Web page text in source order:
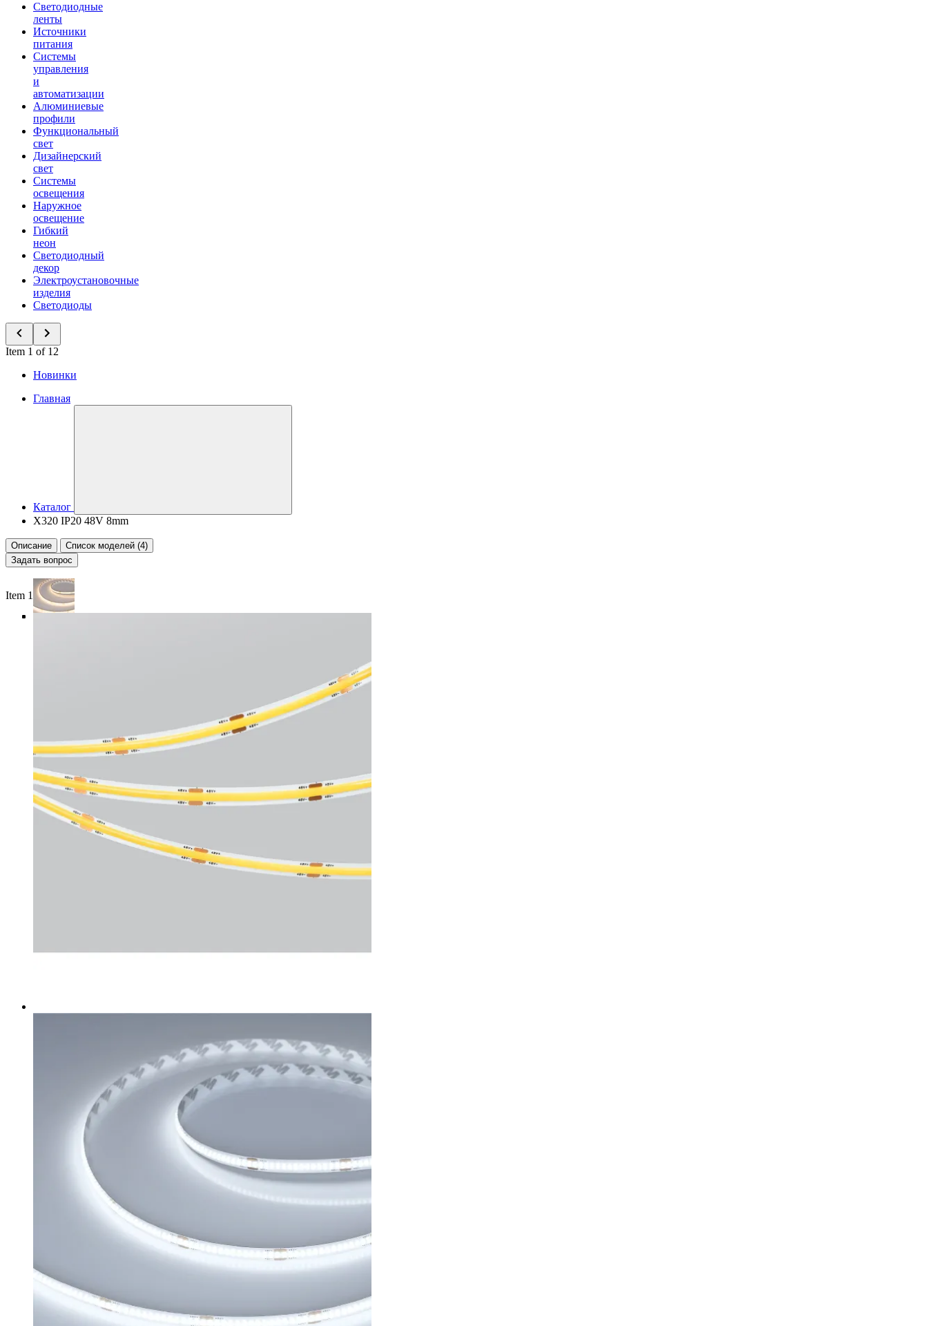
Светодиодные
ленты
Источники
питания
Системы
управления
и
автоматизации
Алюминиевые
профили
Функциональный
свет
Дизайнерский
свет
Системы
освещения
Наружное
освещение
Гибкий
неон
Светодиодный
декор
Электроустановочные
изделия
Светодиоды
Item 1 of 12
Новинки
Главная
Каталог
X320 IP20 48V 8mm
Описание
Список моделей (4)
Задать вопрос
Item 1 of 5